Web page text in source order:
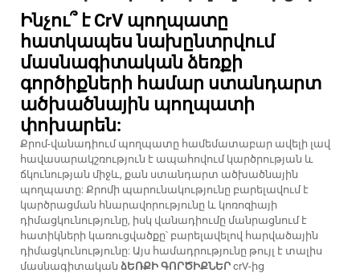
Ինչու՞ է CrV պողպատը
հատկապես նախընտրվում
մասնագիտական ձեռքի
գործիքների համար ստանդարտ
ածխածնային պողպատի
փոխարեն:
Քրոմ-վանադիում պողպատը համեմատաբար ավելի լավ
հավասարակշռություն է ապահովում կարծրության և
ճկունության միջև, քան ստանդարտ ածխածնային
պողպատը: Քրոմի պարունակությունը բարելավում է
կարծրացման հնարավորությունը և կոռոզիայի
դիմացկունությունը, իսկ վանադիումը մանրացնում է
հատիկների կառուցվածքը՝ բարելավելով հարվածային
դիմացկունությունը: Այս համադրությունը թույլ է տալիս
մասնագիտական ձԵՌՔԻ ԳՈՐԾԻՔՆԵՐ crV-ից